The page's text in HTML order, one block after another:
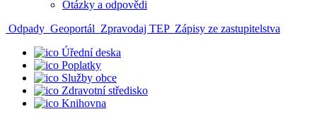
Otázky a odpovědi
Odpady Geoportál Zpravodaj TEP Zápisy ze zastupitelstva
Úřední deska
Poplatky
Služby obce
Zdravotní středisko
Knihovna